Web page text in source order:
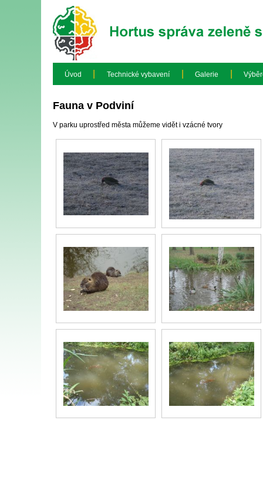
Úvod Technické vybavení Galerie
Fauna v Podviní
V parku uprostřed města můžeme vidět i vzácné tvory